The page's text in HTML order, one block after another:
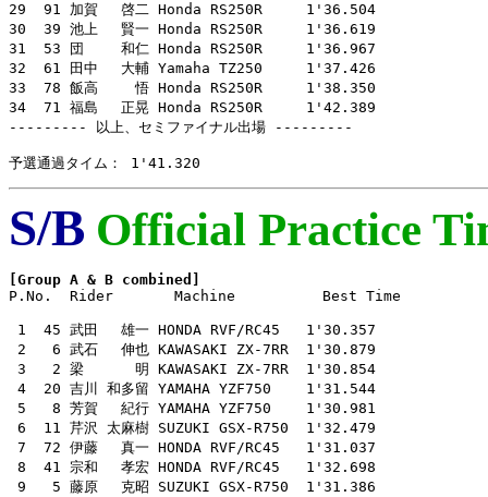
29  91 加賀　 啓二 Honda RS250R     1'36.504
30  39 池上　 賢一 Honda RS250R     1'36.619
31  53 団　　 和仁 Honda RS250R     1'36.967
32  61 田中　 大輔 Yamaha TZ250     1'37.426
33  78 飯高　　 悟 Honda RS250R     1'38.350
34  71 福島　 正晃 Honda RS250R     1'42.389
--------- 以上、セミファイナル出場 ---------
予選通過タイム： 1'41.320
S/B Official Practice
[Group A & B combined]
P.No.  Rider       Machine          Best Time
1  45 武田　 雄一 HONDA RVF/RC45   1'30.357
2   6 武石　 伸也 KAWASAKI ZX-7RR  1'30.879
3   2 梁　　　 明 KAWASAKI ZX-7RR  1'30.854
4  20 吉川 和多留 YAMAHA YZF750    1'31.544
5   8 芳賀　 紀行 YAMAHA YZF750    1'30.981
6  11 芹沢 太麻樹 SUZUKI GSX-R750  1'32.479
7  72 伊藤　 真一 HONDA RVF/RC45   1'31.037
8  41 宗和　 孝宏 HONDA RVF/RC45   1'32.698
9   5 藤原　 克昭 SUZUKI GSX-R750  1'31.386